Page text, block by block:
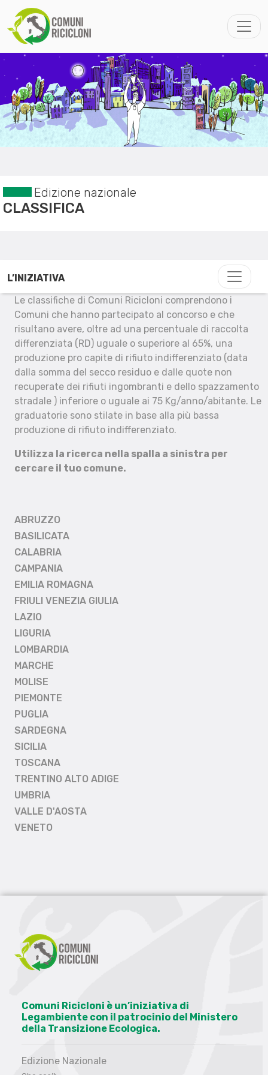
Edizione nazionale
CLASSIFICA
L’INIZIATIVA
Le classifiche di Comuni Ricicloni comprendono i
Comuni che hanno partecipato al concorso e che
risultano avere, oltre ad una percentuale di raccolta
differenziata (RD) uguale o superiore al 65%, una
produzione pro capite di rifiuto indifferenziato (data
dalla somma del secco residuo e dalle quote non
recuperate dei rifiuti ingombranti e dello spazzamento
stradale ) inferiore o uguale ai 75 Kg/anno/abitante. Le
graduatorie sono stilate in base alla più bassa
produzione di rifiuto indifferenziato.
Utilizza la ricerca nella spalla a sinistra per
cercare il tuo comune.
ABRUZZO
BASILICATA
CALABRIA
CAMPANIA
EMILIA ROMAGNA
FRIULI VENEZIA GIULIA
LAZIO
LIGURIA
LOMBARDIA
MARCHE
MOLISE
PIEMONTE
PUGLIA
SARDEGNA
SICILIA
TOSCANA
TRENTINO ALTO ADIGE
UMBRIA
VALLE D'AOSTA
VENETO
Comuni Ricicloni è un’iniziativa di
Legambiente con il patrocinio del Ministero
della Transizione Ecologica.
Edizione Nazionale